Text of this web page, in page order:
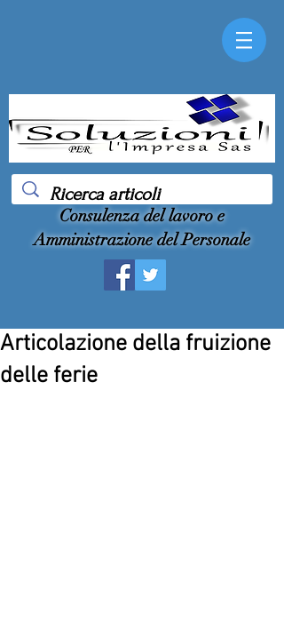
Consulenza del lavoro e
Amministrazione del Personale
Articolazione della fruizione
delle ferie